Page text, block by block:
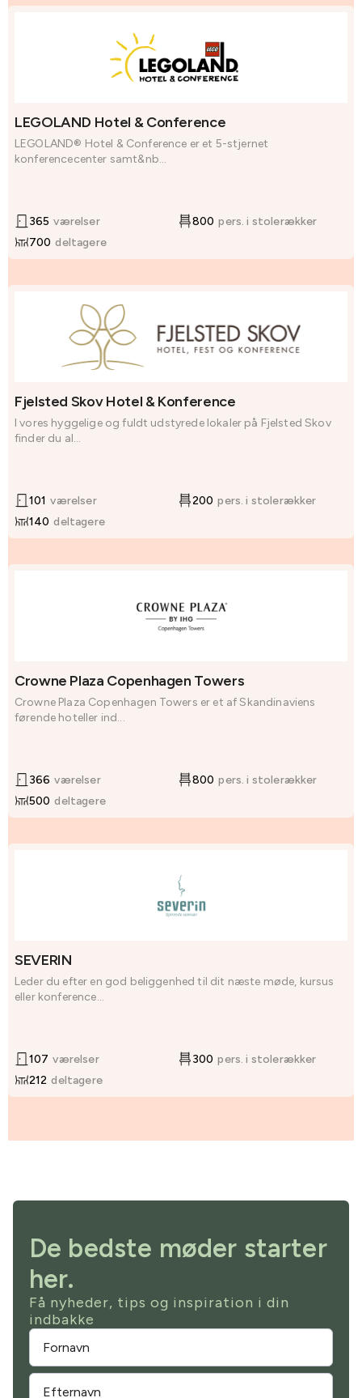
LEGOLAND Hotel & Conference
LEGOLAND® Hotel & Conference er et 5-stjernet
konferencecenter samt&nb...
365 værelser 800 pers. i stolerækker
700 deltagere
Fjelsted Skov Hotel & Konference
I vores hyggelige og fuldt udstyrede lokaler på Fjelsted Skov
finder du al...
101 værelser 200 pers. i stolerækker
140 deltagere
Crowne Plaza Copenhagen Towers
Crowne Plaza Copenhagen Towers er et af Skandinaviens
førende hoteller ind...
366 værelser 800 pers. i stolerækker
500 deltagere
SEVERIN
Leder du efter en god beliggenhed til dit næste møde, kursus
eller konference...
107 værelser 300 pers. i stolerækker
212 deltagere
De bedste møder starter
her.
Få nyheder, tips og inspiration i din
indbakke